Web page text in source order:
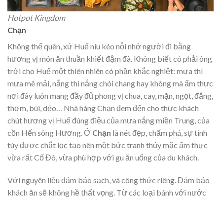
Hotpot Kingdom
Chạn
Không thể quên, xứ Huế níu kéo nỗi nhớ người đi bằng
hương vị món ăn thuần khiết đậm đà. Không biết có phải ông
trời cho Huế một thiên nhiên có phần khắc nghiệt: mưa thì
mưa mê mải, nắng thì nắng chói chang hay không mà ẩm thực
nơi đây luôn mang đầy đủ phong vị chua, cay, mặn, ngọt, đắng,
thơm, bùi, dẻo… Nhà hàng Chạn đem đến cho thực khách
chút hương vị Huế đúng điệu của mưa nắng miền Trung, của
cồn Hến sông Hương. Ở Chạn là nét đẹp, chấm phá, sự tinh
túy được chắt lọc tạo nên một bức tranh thủy mặc ẩm thực
vừa rất Cố Đô, vừa phù hợp với gu ăn uống của du khách.
Với nguyên liệu đảm bảo sạch, và công thức riêng. Đảm bảo
khách ăn sẽ không hề thất vọng. Từ các loại bánh với nước